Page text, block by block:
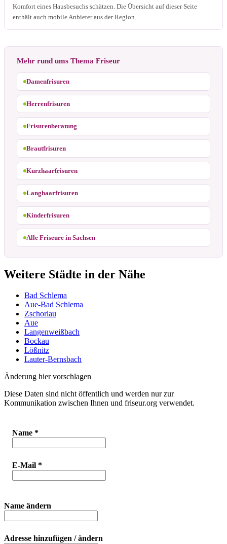
Komfort eines Hausbesuchs schätzen. Die Übersicht auf dieser Seite
enthält auch mobile Anbieter aus der Region.
Mehr rund ums Thema Friseur
Damenfrisuren
Herrenfrisuren
Frisurenberatung
Brautfrisuren
Kurzhaarfrisuren
Langhaarfrisuren
Kinderfrisuren
Alle Friseure in Sachsen
Weitere Städte in der Nähe
Bad Schlema
Aue-Bad Schlema
Zschorlau
Aue
Langenweißbach
Bockau
Lößnitz
Lauter-Bernsbach
Änderung hier vorschlagen
Diese Daten sind nicht öffentlich und werden nur zur
Kommunikation zwischen Ihnen und friseur.org verwendet.
Name *
E-Mail *
Name ändern
Adresse hinzufügen / ändern